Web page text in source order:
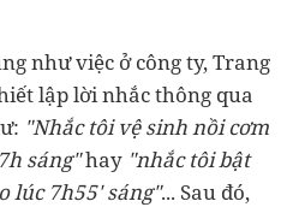
như việc ở công ty, Trang
lập lời nhắc thông qua
"Nhắc tôi vệ sinh nồi cơm
sáng"hay "nhắc tôi bật
lúc 7h55' sáng"... Sau đó,